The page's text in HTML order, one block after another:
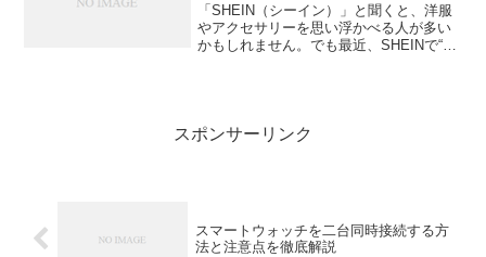
「SHEIN（シーイン）」と聞くと、洋服
やアクセサリーを思い浮かべる人が多い
かもしれません。でも最近、SHEINで“タ
スポンサーリンク
スマートウォッチを二台同時接続する方
法と注意点を徹底解説